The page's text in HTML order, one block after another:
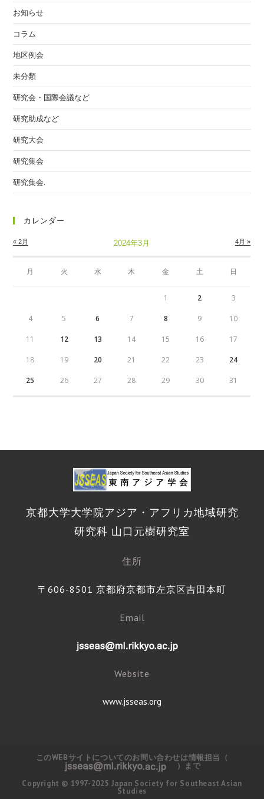
お知らせ
コラム
地区例会
未分類
研究会・国際会議など
研究助成など
研究大会
研究集会
研究集会.
カレンダー
2024年3月
月 火 水 木 金 土 日
« 2月 4月 »
1 2 3
4 5 6 7 8 9 10
11 12 13 14 15 16 17
18 19 20 21 22 23 24
25 26 27 28 29 30 31
京都大学大学院アジア・アフリカ地域研究
研究科 山口元樹研究室
住所
〒606-8501 京都府京都市左京区吉田本町
Email
Website
www.jsseas.org
このWEBサイトについてのお問い合わせは情報担当（
）まで
Copyright © 1997-2025 Japan Society for Southeast Asian
Studies